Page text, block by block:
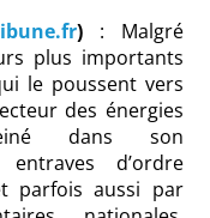
fr) : Malgré
plus importants
le poussent vers
des énergies
dans son
d’ordre
parfois aussi par